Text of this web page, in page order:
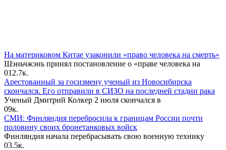
На материковом Китае узаконили «право человека на смерть»
Шэньчжэнь принял постановление о «праве человека на
012.7к.
Арестованный за госизмену ученый из Новосибирска
скончался. Его отправили в СИЗО на последней стадии рака
Ученый Дмитрий Колкер 2 июля скончался в
09к.
СМИ: Финляндия перебросила к границам России почти
половину своих бронетанковых войск
Финляндия начала перебрасывать свою военную технику
03.5к.